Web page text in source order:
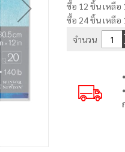
ซื้อ 12 ชิ้น เหลือ
ซื้อ 24 ชิ้น เหลือ
จำนวน